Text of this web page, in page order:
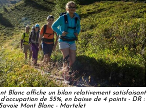
Blanc affiche un bilan relativement satisfaisant
de 55%, en baisse de 4 points - DR :
Mont Blanc - Martelet